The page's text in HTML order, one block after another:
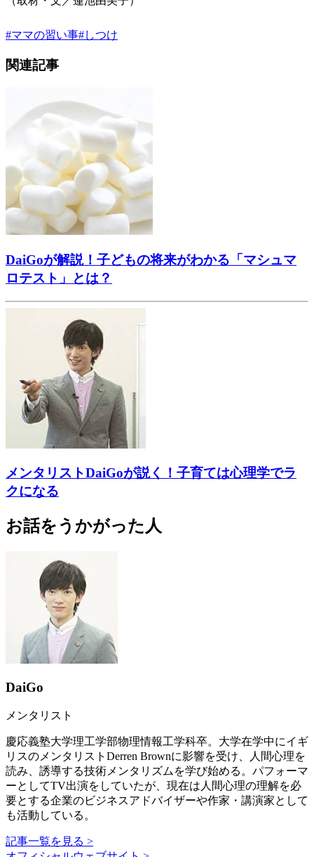
#ママの習い事#しつけ
関連記事
DaiGoが解説！子どもの将来がわかる「マシュマ
ロテスト」とは？
メンタリストDaiGoが説く！子育ては心理学でラ
クになる
お話をうかがった人
DaiGo
メンタリスト
慶応義塾大学理工学部物理情報工学科卒。大学在学中にイギ
リスのメンタリストDerren Brownに影響を受け、人間心理を
読み、誘導する技術メンタリズムを学び始める。パフォーマ
ーとしてTV出演をしていたが、現在は人間心理の理解を必
要とする企業のビジネスアドバイザーや作家・講演家として
も活動している。
記事一覧を見る >